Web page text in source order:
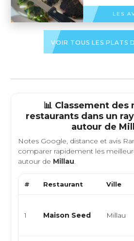
LES
VOIR TOUS LES PLATS
📊 Classement des
restaurants dans un
autour de
Notes Google, distance et avis
comparer rapidement les
autour de Millau.
# Restaurant Ville
1 Maison Seed Millau